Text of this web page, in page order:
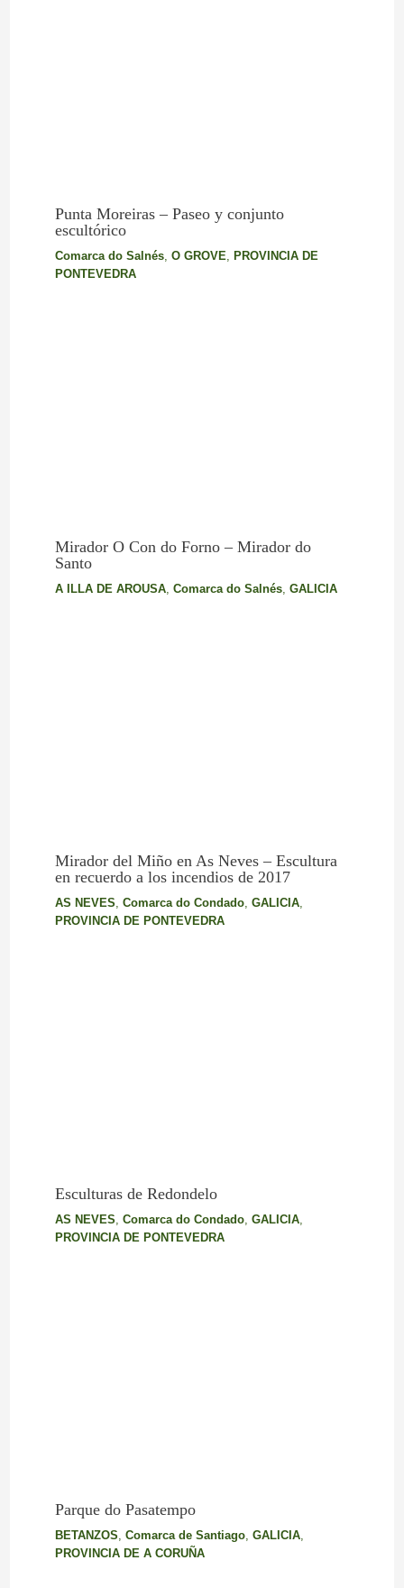
Punta Moreiras – Paseo y conjunto
escultórico
Comarca do Salnés, O GROVE, PROVINCIA DE
PONTEVEDRA
Mirador O Con do Forno – Mirador do
Santo
A ILLA DE AROUSA, Comarca do Salnés, GALICIA
Mirador del Miño en As Neves – Escultura
en recuerdo a los incendios de 2017
AS NEVES, Comarca do Condado, GALICIA,
PROVINCIA DE PONTEVEDRA
Esculturas de Redondelo
AS NEVES Comarca do Condado, GALICIA,
PROVINCIA DE PONTEVEDRA
Parque do Pasatempo
BETANZOS, Comarca de Santiago, GALICIA,
PROVINCIA DE A CORUÑA